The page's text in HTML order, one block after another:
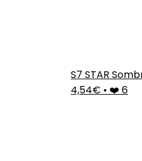
S7 STAR
4,54€ • ❤️ 6